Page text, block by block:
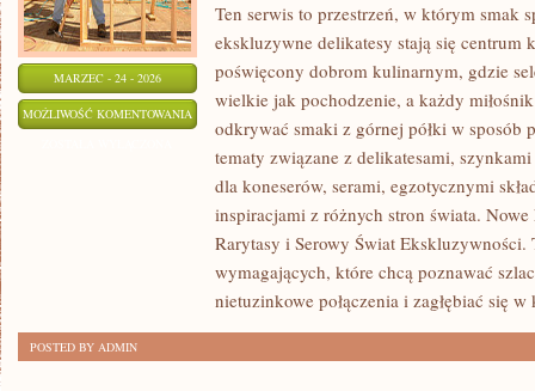
MARZEC - 24 - 2026
MOŻLIWOŚĆ KOMENTOWANIA
ZAKĄTKÓW
Ten serwis to przestrzeń, w którym smak
ekskluzywne delikatesy stają się centrum
poświęcony dobrom kulinarnym, gdzie
wielkie jak pochodzenie, a każdy
odkrywać smaki z górnej półki w sposób
tematy związane z delikatesami,
dla koneserów, serami, egzotycznymi
inspiracjami z różnych stron świata.
Rarytasy i Serowy Świat Ekskluzywności.
wymagających, które chcą poznawać
nietuzinkowe połączenia i zagłębiać się w
POSTED BY ADMIN